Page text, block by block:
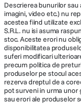
Descrierea bunurilor
imagini, video etc.) nu
acestea fiind utilizate
S.R.L. nu isi asuma
stoc. Aceste erori nu
disponibilitatea
suferi modificari
precum politica de
produselor pe stocul
rezerva dreptul de a
pot surveni in urma unor
sau erori ale produselor